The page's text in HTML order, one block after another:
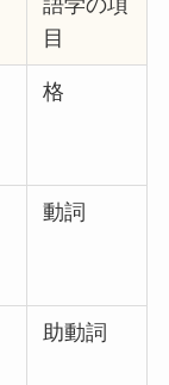
目
格
動詞
助動詞